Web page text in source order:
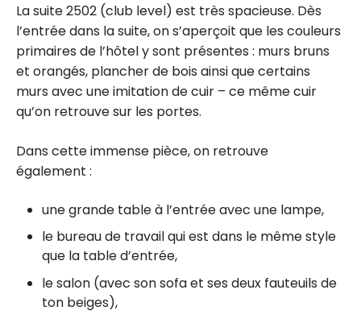
La suite 2502 (club level) est très spacieuse. Dès
l’entrée dans la suite, on s’aperçoit que les couleurs
primaires de l’hôtel y sont présentes : murs bruns
et orangés, plancher de bois ainsi que certains
murs avec une imitation de cuir – ce même cuir
qu’on retrouve sur les portes.
Dans cette immense pièce, on retrouve
également :
une grande table à l’entrée avec une lampe,
le bureau de travail qui est dans le même style
que la table d’entrée,
le salon (avec son sofa et ses deux fauteuils de
ton beiges),